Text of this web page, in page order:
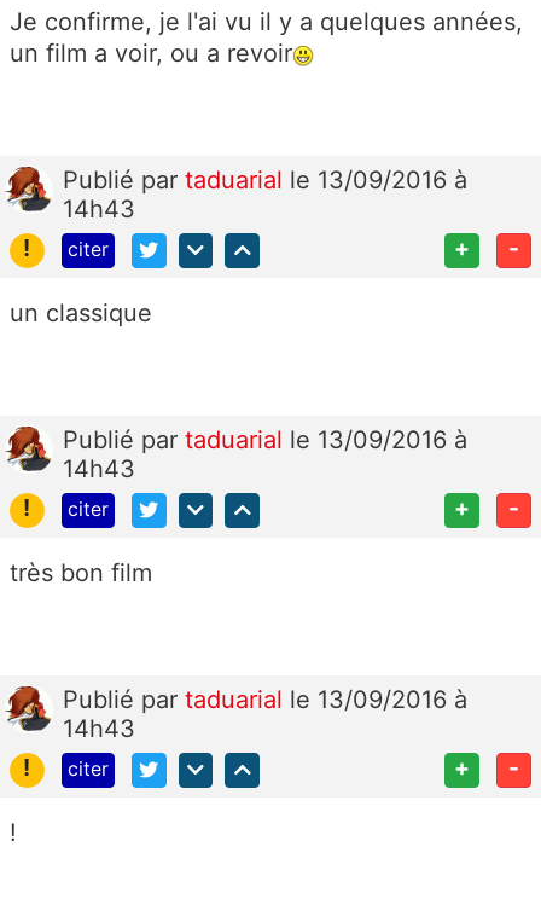
Je confirme, je l'ai vu il y a quelques années,
un film a voir, ou a revoir
Publié par taduarial le 13/09/2016 à
14h43
!
citer + -
un classique
Publié par taduarial le 13/09/2016 à
14h43
!
citer + -
très bon film
Publié par taduarial le 13/09/2016 à
14h43
!
citer + -
!